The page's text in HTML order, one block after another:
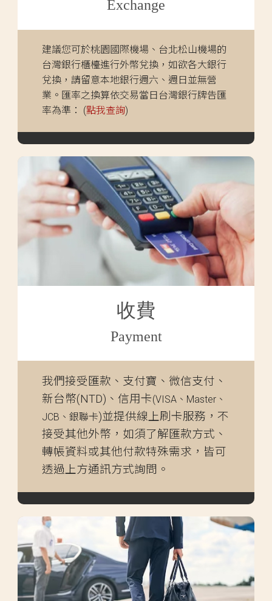
Exchange
建議您可於桃園國際機場、台北松山機場的
台灣銀行櫃檯進行外幣兌換，如欲各大銀行
兌換，請留意本地銀行週六、週日並無營
業。匯率之換算依交易當日台灣銀行牌告匯
率為準： (點我查詢)
收費
Payment
我們接受匯款、支付寶、微信支付、
新台幣(NTD)、信用卡(VISA、Master、
JCB、銀聯卡)並提供線上刷卡服務，不
接受其他外幣，如須了解匯款方式、
轉帳資料或其他付款特殊需求，皆可
透過上方通訊方式詢問。